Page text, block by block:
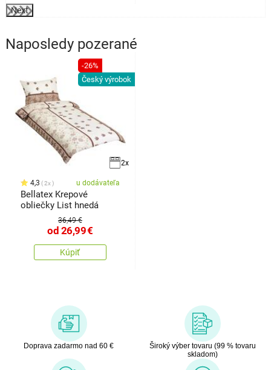
Next
Naposledy pozerané
-26%
Český výrobok
2x
4,3 2x u dodávateľa
Bellatex Krepové
obliečky List hnedá
36,49 €
od 26,99€
Kúpiť
Doprava zadarmo nad 60 €
Široký výber tovaru (99 % tovaru
skladom)